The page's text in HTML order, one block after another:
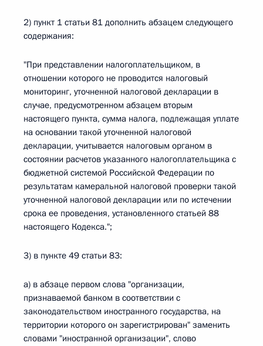
2) пункт 1 статьи 81 дополнить абзацем следующего
содержания:
"При представлении налогоплательщиком, в
отношении которого не проводится налоговый
мониторинг, уточненной налоговой декларации в
случае, предусмотренном абзацем вторым
настоящего пункта, сумма налога, подлежащая уплате
на основании такой уточненной налоговой
декларации, учитывается налоговым органом в
состоянии расчетов указанного налогоплательщика с
бюджетной системой Российской Федерации по
результатам камеральной налоговой проверки такой
уточненной налоговой декларации или по истечении
срока ее проведения, установленного статьей 88
настоящего Кодекса.";
3) в пункте 49 статьи 83:
а) в абзаце первом слова "организации,
признаваемой банком в соответствии с
законодательством иностранного государства, на
территории которого он зарегистрирован" заменить
словами "иностранной организации", слово